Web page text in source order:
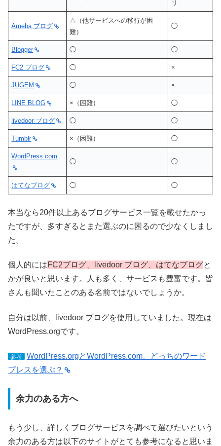
リ
Ameba ブログ
△（他サービスへの移行が困
難）
◯
Blogger ◯ ◯
FC2 ブログ ◯ ×
JUGEM ◯ ×
LINE BLOG ×（困難） ◯
livedoor ブログ ◯ ◯
Tumblr ×（困難） ◯
WordPress.com
◯ ◯
はてなブログ ◯ ◯
本当なら20件以上あるブログサービス一覧を載せたかっ
たですが、多すぎるとまた選ぶのに困るので少なくしまし
た。
個人的にはFC2ブログ、livedoor ブログ、はてなブログと
かが良いと思います。人も多く、サービスも豊富です。皆
さんも聞いたことのある名前ではないでしょうか。
自分は以前、livedoor ブログを使用していました。現在は
WordPress.orgです。
参考
WordPress.orgとWordPress.com、どっちのワード
プレスを選ぶ？
余力のある方へ
もう少し、詳しくブログサービスを調べて選びたいという
余力のある方は以下のサイトがとても参考になると思いま